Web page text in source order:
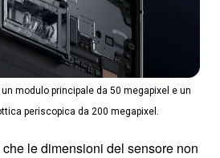
modulo principale da 50 megapixel e un
periscopica da 200 megapixel.
le dimensioni del sensore non